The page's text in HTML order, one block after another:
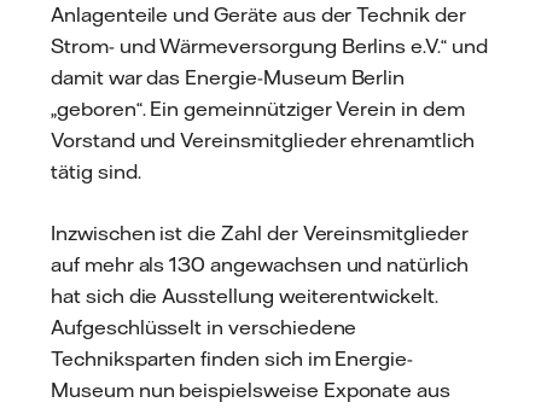
Anlagenteile und Geräte aus der Technik der
Strom- und Wärmeversorgung Berlins e.V.“ und
damit war das Energie-Museum Berlin
„geboren“. Ein gemeinnütziger Verein in dem
Vorstand und Vereinsmitglieder ehrenamtlich
tätig sind.
Inzwischen ist die Zahl der Vereinsmitglieder
auf mehr als 130 angewachsen und natürlich
hat sich die Ausstellung weiterentwickelt.
Aufgeschlüsselt in verschiedene
Techniksparten finden sich im Energie-
Museum nun beispielsweise Exponate aus